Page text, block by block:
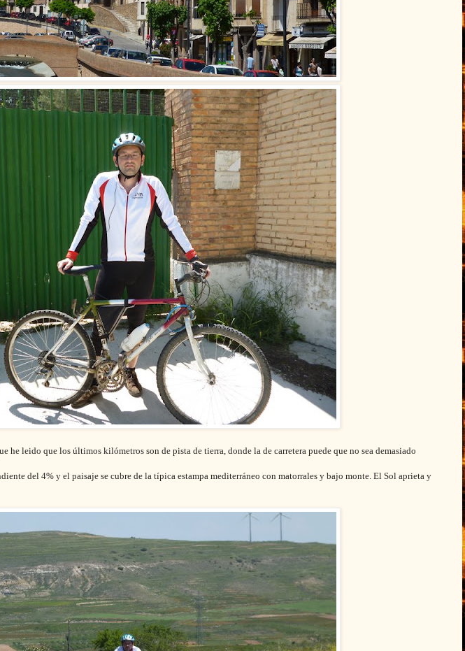
he leido que los últimos kilómetros son de pista de tierra, donde la de carretera puede que no sea demasiado
del 4% y el paisaje se cubre de la típica estampa mediterráneo con matorrales y bajo monte. El Sol aprieta y